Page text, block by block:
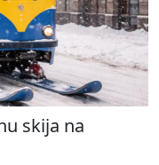
skija na